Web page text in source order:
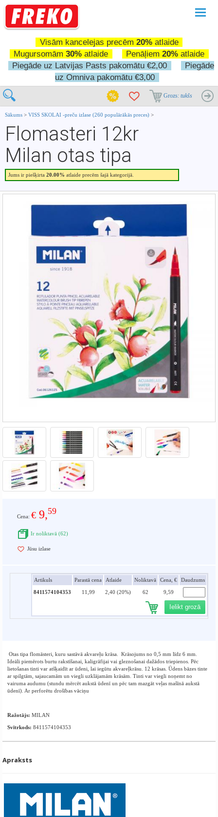
Visām kancelejas precēm 20%atlaide
Mugursomām 30% atlaide Penāļiem 20% atlaide
Piegāde uz Latvijas Pasts pakomātu €2,00
Piegāde
uz Omniva pakomātu €3,00
Grozs: tukšs
Sākums > VISS SKOLAI -preču izlase (260 populārākās preces) >
Flomasteri 12kr
Milan otas tipa
Jums ir piešķirta 20.00% atlaide precēm šajā kategorijā.
Cena: € 9,59
Ir noliktavā (62)
Jūsu izlase
Artikuls Parastā cena Atlaide Noliktavā Cena, € Daudzums
8411574104353 11,99 2,40 (20%) 62 9,59
Ielikt grozā
Otas tipa flomāsteri, kuru sastāvā akvareļu krāsa. Krāsojums no 0,5 mm līdz 6 mm.
Ideāli piemērots burtu rakstīšanai, kaligrāfijai vai gleznošanai dažādos triepienos. Pēc
lietošanas tinti var atšķaidīt ar ūdeni, lai iegūtu akvareļkrāsu. 12 krāsas. Ūdens bāzes tinte
ar spilgtām, sajaucamām un viegli uzklājamām krāsām. Tinti var viegli noņemt no
vairuma audumu (stundu mērcēt aukstā ūdenī un pēc tam mazgāt veļas mašīnā aukstā
ūdenī). Ar perforētu drošības vāciņu
Ražotājs: MILAN
Svītrkods: 8411574104353
Apraksts